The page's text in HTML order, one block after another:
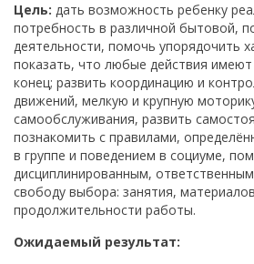
Цель: дать возможность ребенку
потребность в различной бытовой,
деятельности, помочь упорядочить
показать, что любые действия имеют
конец; развить координацию и
движений, мелкую и крупную
самообслуживания, развить
познакомить с правилами,
в группе и поведением в социуме,
дисциплинированным,
свободу выбора: занятия,
продолжительности работы.
Ожидаемый результат: